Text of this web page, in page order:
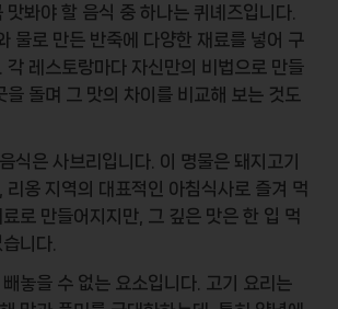
맛봐야 할 음식 중 하나는 퀴녜즈입니다.
물로 만든 반죽에 다양한 재료를 넣어 구
각 레스토랑마다 자신만의 비법으로 만들
을 돌며 그 맛의 차이를 비교해 보는 것도
식은 사브리 입니다. 이 명물은 돼지고기
리옹 지역의 대표적인 아침식사로 즐겨 먹
로 만들어지지만, 그 깊은 맛은 한 입 먹
니다.
빼놓을 수 없는 요소입니다. 고기 요리는